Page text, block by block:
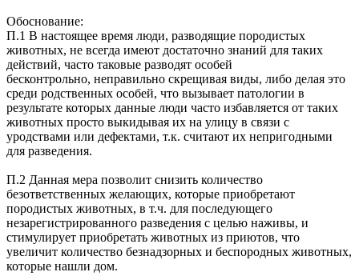
Обоснование:
П.1 В настоящее время люди, разводящие породистых
животных, не всегда имеют достаточно знаний для таких
действий, часто таковые разводят особей
бесконтрольно, неправильно скрещивая виды, либо делая это
среди родственных особей, что вызывает патологии в
результате которых данные люди часто избавляется от таких
животных просто выкидывая их на улицу в связи с
уродствами или дефектами, т.к. считают их непригодными
для разведения.
П.2 Данная мера позволит снизить количество
безответственных желающих, которые приобретают
породистых животных, в т.ч. для последующего
незарегистрированного разведения с целью наживы, и
стимулирует приобретать животных из приютов, что
увеличит количество безнадзорных и беспородных животных,
которые нашли дом.